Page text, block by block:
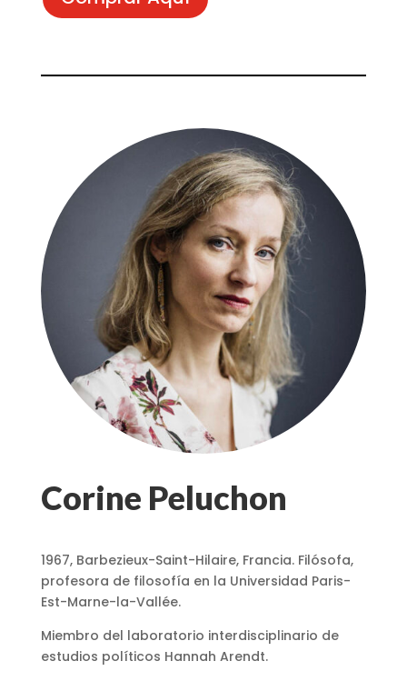
Corine Peluchon
1967, Barbezieux-Saint-Hilaire, Francia. Filósofa,
profesora de filosofía en la Universidad Paris-
Est-Marne-la-Vallée.
Miembro del laboratorio interdisciplinario de
estudios políticos Hannah Arendt.